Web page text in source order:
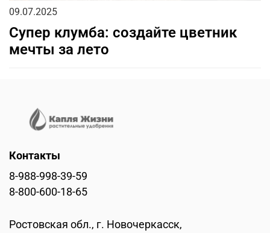
09.07.2025
Супер клумба: создайте цветник
мечты за лето
Контакты
8-988-998-39-59
8-800-600-18-65
Ростовская обл., г. Новочеркасск,